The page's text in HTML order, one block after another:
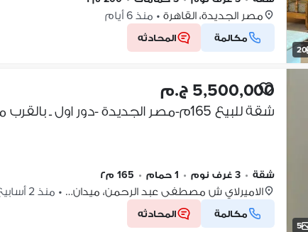
20
مصر الجديدة، القاهرة • منذ 6 أيام
مكالمة المحادثه
5
5,500,000 ج.م
شقة للبيع 165م-مصر الجديدة -دور اول ـ بالقرب من محكمة مصر الجديدة
شقة • 3 غرف نوم • 1 حمام • 165 م٢
الاميرلاي ش مصطفى عبد الرحمن، ميدان… • منذ 2 أسابيع
مكالمة المحادثه